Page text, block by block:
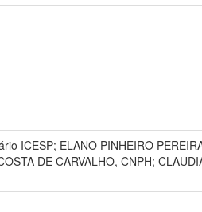
ICESP; ELANO PINHEIRO
DE CARVALHO, CNPH;